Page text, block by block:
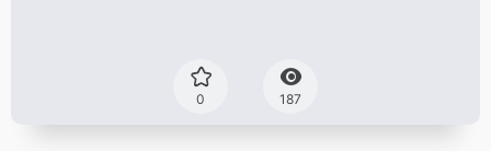
0 187